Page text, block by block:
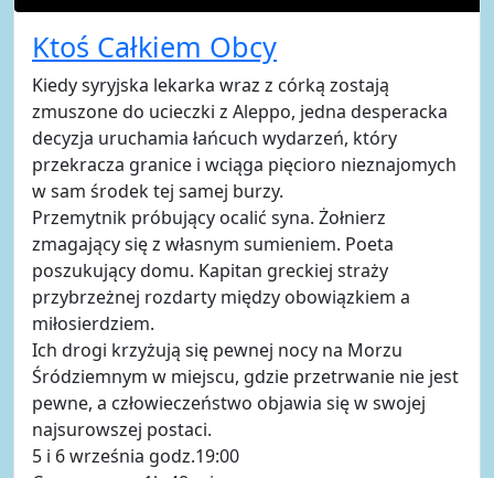
Ktoś Całkiem Obcy
Kiedy syryjska lekarka wraz z córką zostają
zmuszone do ucieczki z Aleppo, jedna desperacka
decyzja uruchamia łańcuch wydarzeń, który
przekracza granice i wciąga pięcioro nieznajomych
w sam środek tej samej burzy.
Przemytnik próbujący ocalić syna. Żołnierz
zmagający się z własnym sumieniem. Poeta
poszukujący domu. Kapitan greckiej straży
przybrzeżnej rozdarty między obowiązkiem a
miłosierdziem.
Ich drogi krzyżują się pewnej nocy na Morzu
Śródziemnym w miejscu, gdzie przetrwanie nie jest
pewne, a człowieczeństwo objawia się w swojej
najsurowszej postaci.
5 i 6 września godz.19:00